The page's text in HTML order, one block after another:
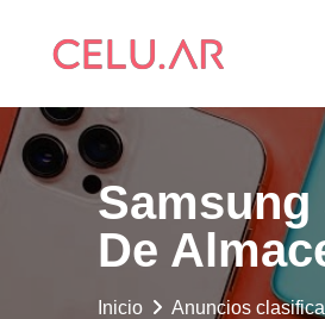
Samsung
De
Inicio Anuncios